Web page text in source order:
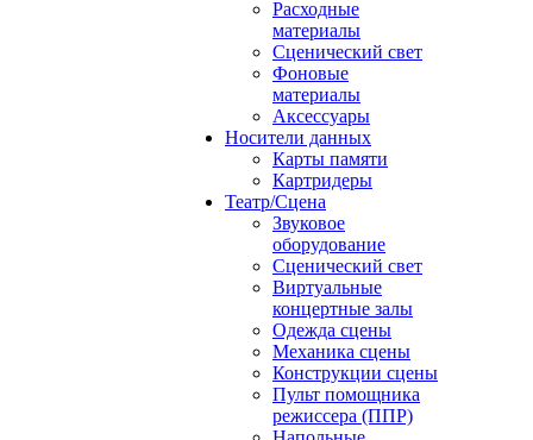
Расходные
материалы
Сценический свет
Фоновые
материалы
Аксессуары
Носители данных
Карты памяти
Картридеры
Театр/Сцена
Звуковое
оборудование
Сценический свет
Виртуальные
концертные залы
Одежда сцены
Механика сцены
Конструкции сцены
Пульт помощника
режиссера (ППР)